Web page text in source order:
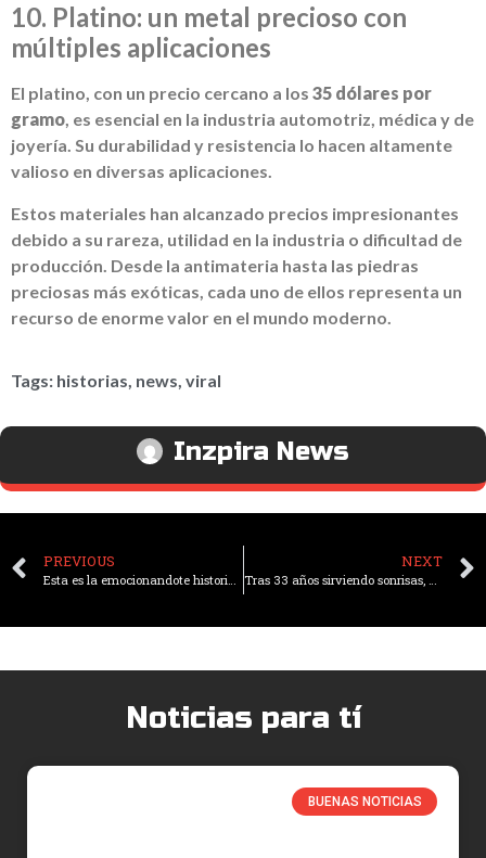
10. Platino: un metal precioso con
múltiples aplicaciones
El platino, con un precio cercano a los 35 dólares por
gramo, es esencial en la industria automotriz, médica y de
joyería. Su durabilidad y resistencia lo hacen altamente
valioso en diversas aplicaciones.
Estos materiales han alcanzado precios impresionantes
debido a su rareza, utilidad en la industria o dificultad de
producción. Desde la antimateria hasta las piedras
preciosas más exóticas, cada uno de ellos representa un
recurso de enorme valor en el mundo moderno.
Tags: historias, news, viral
Inzpira News
PREVIOUS NEXT
Noticias para tí
BUENAS NOTICIAS